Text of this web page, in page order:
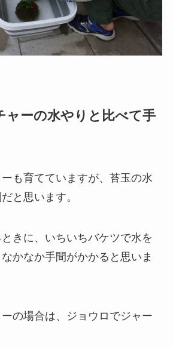
ャーの水やりと比べて手
も育てていますが、苔玉の水
と思います。
きに、いちいちバケツで水を
かなか手間がかかると思いま
の場合は、ジョウロでジャー